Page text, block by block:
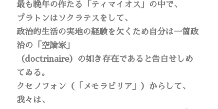
最も晩年の作たる「ティマイオス」の中で、
プラトンはソクラテスをして、
政治的生活の実地の経験を欠くため自分は一箇政
治の「空論家」
（doctrinaire）の如き存在であると告白せしめ
てゐる。
クセノフォン（「メモラビリア」）からして、
我々は、